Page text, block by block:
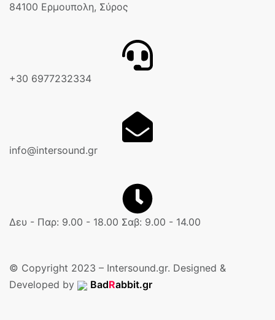
84100 Ερμουπολη, Σύρος
+30 6977232334
info@intersound.gr
Δευ - Παρ: 9.00 - 18.00 Σαβ: 9.00 - 14.00
© Copyright 2023 – Intersound.gr. Designed &
Developed by
BadRabbit.gr